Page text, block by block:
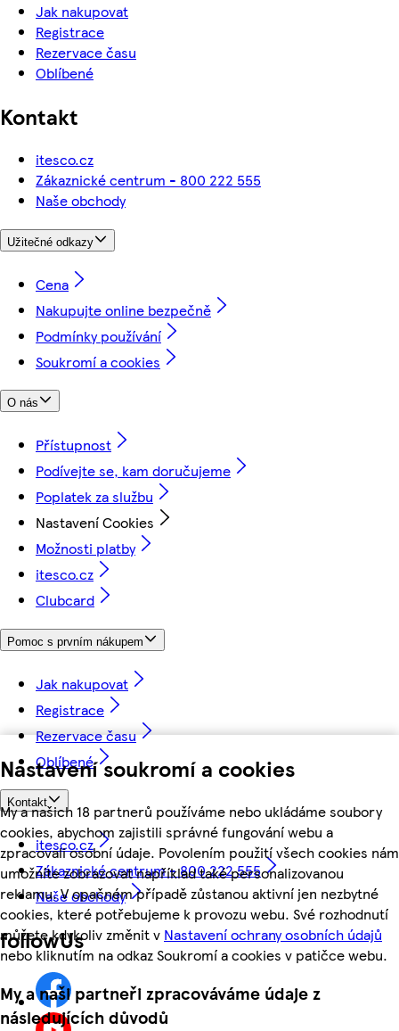
Nastavení soukromí a cookies
My a našich 18 partnerů používáme nebo ukládáme soubory
cookies, abychom zajistili správné fungování webu a
zpracovali osobní údaje. Povolením použití všech cookies nám
umožníte zobrazovat například také personalizovanou
reklamu. V opačném případě zůstanou aktivní jen nezbytné
cookies, které potřebujeme k provozu webu. Své rozhodnutí
můžete kdykoliv změnit v Nastavení ochrany osobních údajů
nebo kliknutím na odkaz Soukromí a cookies v patičce webu.
My a naši partneři zpracováváme údaje z
následujících důvodů
Jak nakupovat
Registrace
Rezervace času
Oblíbené
Kontakt
itesco.cz
Zákaznické centrum - 800 222 555
Naše obchody
Užitečné odkazy
Cena
Nakupujte online bezpečně
Podmínky používání
Soukromí a cookies
O nás
Přístupnost
Podívejte se, kam doručujeme
Poplatek za službu
Nastavení Cookies
Možnosti platby
itesco.cz
Clubcard
Pomoc s prvním nákupem
Jak nakupovat
Registrace
Rezervace času
Oblíbené
Kontakt
itesco.cz
Zákaznické centrum - 800 222 555
Naše obchody
followUs